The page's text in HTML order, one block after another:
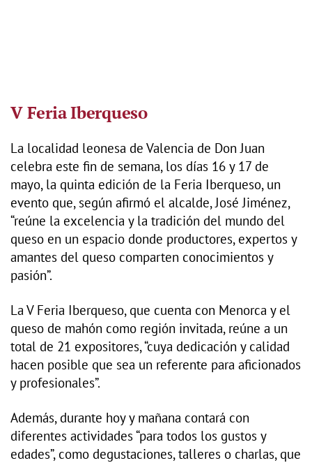
V Feria Iberqueso
La localidad leonesa de Valencia de Don Juan
celebra este fin de semana, los días 16 y 17 de
mayo, la quinta edición de la Feria Iberqueso, un
evento que, según afirmó el alcalde, José Jiménez,
“reúne la excelencia y la tradición del mundo del
queso en un espacio donde productores, expertos y
amantes del queso comparten conocimientos y
pasión”.
La V Feria Iberqueso, que cuenta con Menorca y el
queso de mahón como región invitada, reúne a un
total de 21 expositores, “cuya dedicación y calidad
hacen posible que sea un referente para aficionados
y profesionales”.
Además, durante hoy y mañana contará con
diferentes actividades “para todos los gustos y
edades”, como degustaciones, talleres o charlas, que